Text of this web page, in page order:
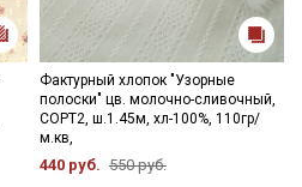
Фактурный хлопок "Узорные
полоски" цв. молочно-сливочный,
СОРТ2, ш.1.45м, хл-100%, 110гр/
м.кв,
440 руб. 550 руб.